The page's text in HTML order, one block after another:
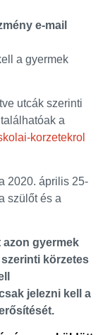
e-mail
a gyermek
utcák szerinti
a
korzetekrol
2020. április 25-
szülőt és a
azon gyermek
körzetes
jelezni kell a